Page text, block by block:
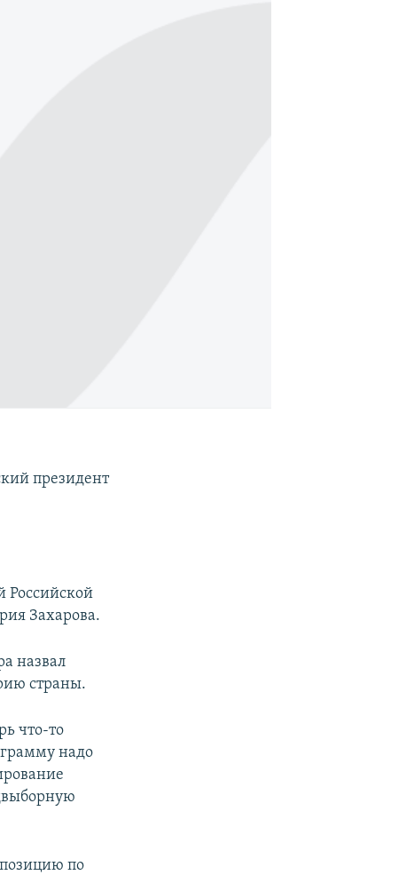
президент
Российской
Захарова.
назвал
страны.
что-то
надо
по